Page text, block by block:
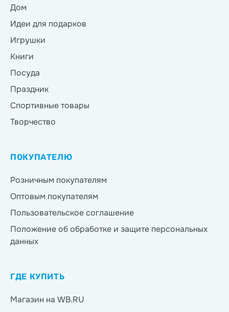
Дом
Идеи для подарков
Игрушки
Книги
Посуда
Праздник
Спортивные товары
Творчество
ПОКУПАТЕЛЮ
Розничным покупателям
Оптовым покупателям
Пользовательское соглашение
Положение об обработке и защите персональных
данных
ГДЕ КУПИТЬ
Магазин на WB.RU